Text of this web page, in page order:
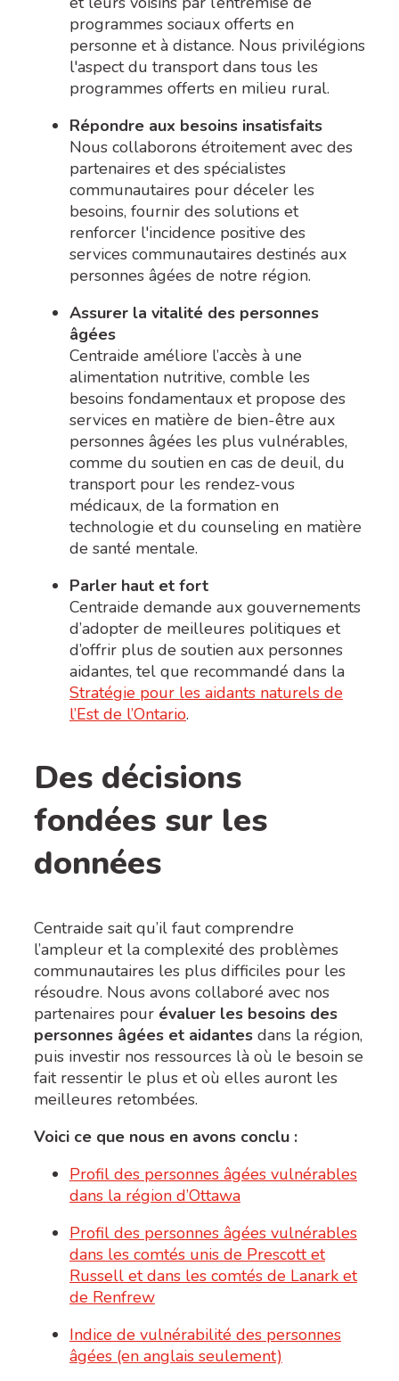
programmes sociaux offerts en
personne et à distance. Nous privilégions
l'aspect du transport dans tous les
programmes offerts en milieu rural.
Répondre aux besoins insatisfaits
Nous collaborons étroitement avec des
partenaires et des spécialistes
communautaires pour déceler les
besoins, fournir des solutions et
renforcer l'incidence positive des
services communautaires destinés aux
personnes âgées de notre région.
Assurer la vitalité des personnes
âgées
Centraide améliore l’accès à une
alimentation nutritive, comble les
besoins fondamentaux et propose des
services en matière de bien-être aux
personnes âgées les plus vulnérables,
comme du soutien en cas de deuil, du
transport pour les rendez-vous
médicaux, de la formation en
technologie et du counseling en matière
de santé mentale.
Parler haut et fort
Centraide demande aux gouvernements
d’adopter de meilleures politiques et
d’offrir plus de soutien aux personnes
aidantes, tel que recommandé dans la
Stratégie pour les aidants naturels de
l’Est de l’Ontario.
Des décisions
fondées sur les
données
Centraide sait qu’il faut comprendre
l’ampleur et la complexité des problèmes
communautaires les plus difficiles pour les
résoudre. Nous avons collaboré avec nos
partenaires pour évaluer les besoins des
personnes âgées et aidantes dans la région,
puis investir nos ressources là où le besoin se
fait ressentir le plus et où elles auront les
meilleures retombées.
Voici ce que nous en avons conclu :
Profil des personnes âgées vulnérables
dans la région d’Ottawa
Profil des personnes âgées vulnérables
dans les comtés unis de Prescott et
Russell et dans les comtés de Lanark et
de Renfrew
Indice de vulnérabilité des personnes
âgées (en anglais seulement)